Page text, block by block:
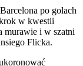
po golach
w kwestii
murawie i w szatni
Flicka.